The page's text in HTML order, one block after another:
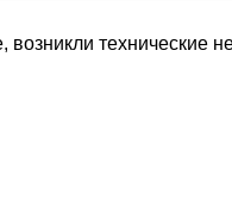
технические